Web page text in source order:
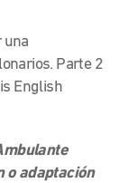
una
Parte 2
English
o adaptación